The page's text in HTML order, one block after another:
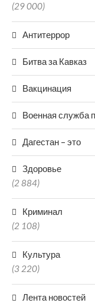
(29 000)
Антитеррор
Битва за Кавказ
Вакцинация
Военная служба
Дагестан – это
Здоровье
(2 884)
Криминал
(2 108)
Культура
(3 220)
Лента новостей